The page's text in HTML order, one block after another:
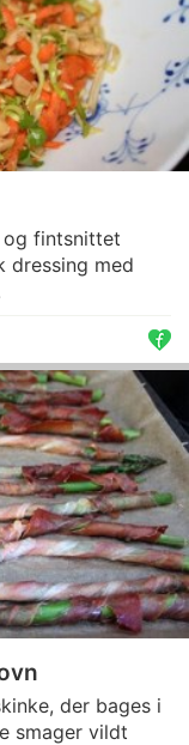
fintsnittet
dressing med
der bages i
smager vildt